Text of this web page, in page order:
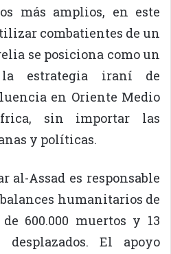
más amplios, en este
combatientes de un
se posiciona como un
estrategia iraní de
en Oriente Medio
sin importar las
y políticas.
al-Assad es responsable
humanitarios de
600.000 muertos y 13
El apoyo